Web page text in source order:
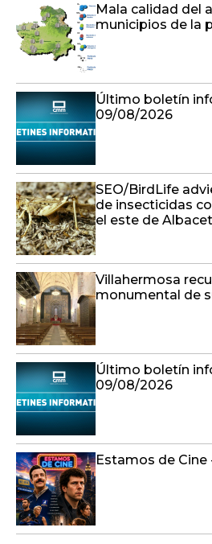
Mala calidad del
municipios de la
Último boletín
09/08/2026
SEO/BirdLife
de insecticidas
el este de
Villahermosa
monumental de
Último boletín
09/08/2026
Estamos de Cine